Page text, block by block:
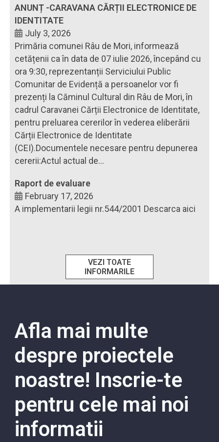
ANUNȚ -CARAVANA CĂRȚII ELECTRONICE DE
IDENTITATE
July 3, 2026
Primăria comunei Râu de Mori, informează
cetățenii ca în data de 07 iulie 2026, începând cu
ora 9:30, reprezentanții Serviciului Public
Comunitar de Evidență a persoanelor vor fi
prezenți la Căminul Cultural din Râu de Mori, în
cadrul Caravanei Cărții Electronice de Identitate,
pentru preluarea cererilor în vederea eliberării
Cărții Electronice de Identitate
(CEI).Documentele necesare pentru depunerea
cererii:Actul actual de...
Raport de evaluare
February 17, 2026
A implementarii legii nr.544/2001 Descarca aici
VEZI TOATE
INFORMARILE
Afla mai multe
despre proiectele
noastre! Inscrie-te
pentru cele mai noi
informatii